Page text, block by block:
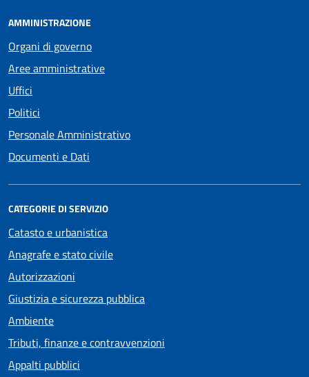
AMMINISTRAZIONE
Organi di governo
Aree amministrative
Uffici
Politici
Personale Amministrativo
Documenti e Dati
CATEGORIE DI SERVIZIO
Catasto e urbanistica
Anagrafe e stato civile
Autorizzazioni
Giustizia e sicurezza pubblica
Ambiente
Tributi, finanze e contravvenzioni
Appalti pubblici